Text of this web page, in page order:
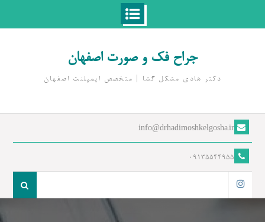
جراح فک و صورت اصفهان
دکتر هادی مشکل گشا | متخصص ايمپلنت اصفهان
info@drhadimoshkelgosha.ir
09135544955